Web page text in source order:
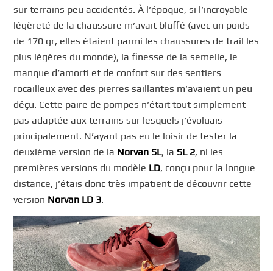
sur terrains peu accidentés. À l’époque, si l’incroyable
légèreté de la chaussure m’avait bluffé (avec un poids
de 170 gr, elles étaient parmi les chaussures de trail les
plus légères du monde), la finesse de la semelle, le
manque d’amorti et de confort sur des sentiers
rocailleux avec des pierres saillantes m’avaient un peu
déçu. Cette paire de pompes n’était tout simplement
pas adaptée aux terrains sur lesquels j’évoluais
principalement. N’ayant pas eu le loisir de tester la
deuxième version de la Norvan SL, la SL 2, ni les
premières versions du modèle LD, conçu pour la longue
distance, j’étais donc très impatient de découvrir cette
version Norvan LD 3.